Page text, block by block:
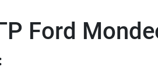
Ford